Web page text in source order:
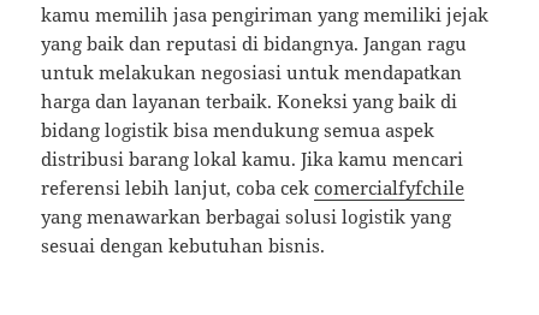
kamu memilih jasa pengiriman yang memiliki jejak
yang baik dan reputasi di bidangnya. Jangan ragu
untuk melakukan negosiasi untuk mendapatkan
harga dan layanan terbaik. Koneksi yang baik di
bidang logistik bisa mendukung semua aspek
distribusi barang lokal kamu. Jika kamu mencari
referensi lebih lanjut, coba cekcomercialfyfchile
yang menawarkan berbagai solusi logistik yang
sesuai dengan kebutuhan bisnis.